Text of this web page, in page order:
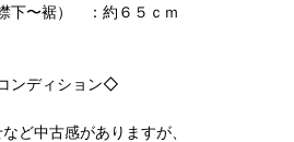
〜裾） ：約６５ｃｍ
ンディション◇
ど中古感がありますが、